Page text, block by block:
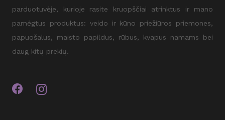
parduotuvėje, kurioje rasite kruopščiai atrinktus ir mano
pamėgtus produktus: veido ir kūno priežiūros priemones,
papuošalus, maisto papildus, rūbus, kvapus namams bei
daug kitų prekių.